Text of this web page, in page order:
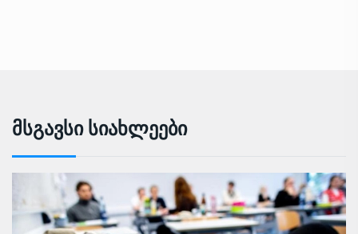
Მსგავსი Სიახლეები